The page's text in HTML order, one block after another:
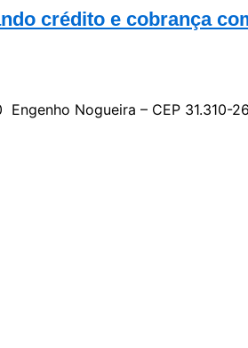
crédito e cobrança
Nogueira – CEP 31.310-